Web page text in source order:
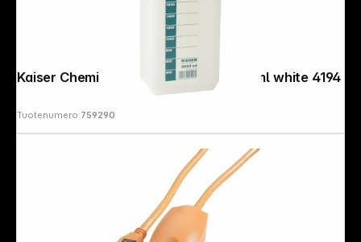
Kaiser Chemical Storage Bottle 2000ml white 4194
Tuotenumero:759290